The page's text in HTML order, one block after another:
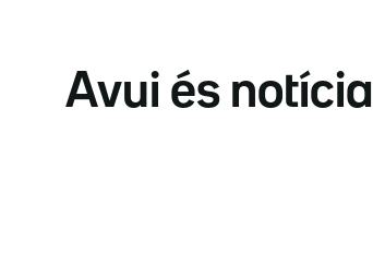
Avui és notícia